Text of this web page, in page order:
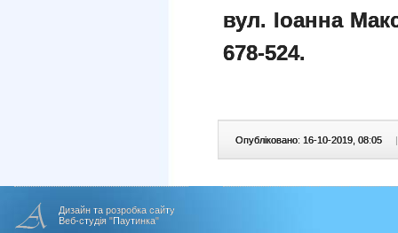
вул. Іоанна
678-524.
Опубліковано: 16-10-2019, 08:05 |
Дизайн та розробка сайту
Веб-студія "Паутинка"